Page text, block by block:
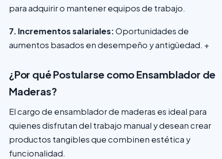
para adquirir o mantener equipos de trabajo.
7. Incrementos salariales:Oportunidades de
aumentos basados en desempeño y antigüedad. +
¿Por qué Postularse como Ensamblador de
Maderas?
El cargo de ensamblador de maderas es ideal para
quienes disfrutan del trabajo manual y desean crear
productos tangibles que combinen estética y
funcionalidad.